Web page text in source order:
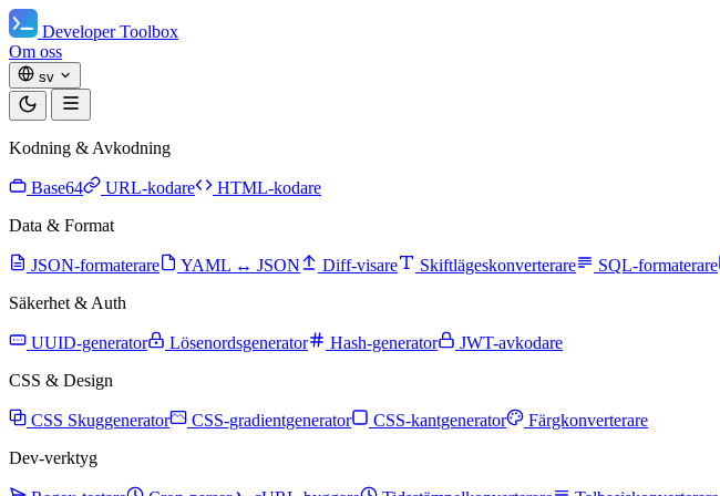
Developer Toolbox
Om oss
sv
Kodning & Avkodning
Base64 URL-kodare
HTML-kodare
Data & Format
JSON-formaterare YAML ↔ JSON Diff-visare Skiftlägeskonverterare SQL-formaterare
Säkerhet & Auth
UUID-generator Lösenordsgenerator Hash-generator
JWT-avkodare
CSS & Design
CSS Skuggenerator CSS-gradientgenerator CSS-kantgenerator
Färgkonverterare
Dev-verktyg